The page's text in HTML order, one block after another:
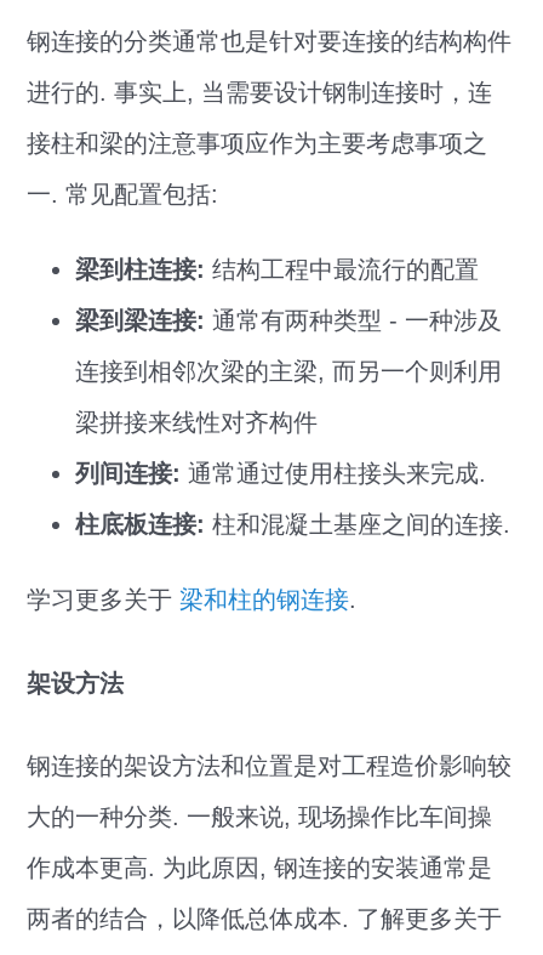
钢连接的分类通常也是针对要连接的结构构件
进行的. 事实上, 当需要设计钢制连接时，连
接柱和梁的注意事项应作为主要考虑事项之
一. 常见配置包括:
梁到柱连接: 结构工程中最流行的配置
梁到梁连接:通常有两种类型 - 一种涉及
连接到相邻次梁的主梁, 而另一个则利用
梁拼接来线性对齐构件
列间连接:通常通过使用柱接头来完成.
柱底板连接:柱和混凝土基座之间的连接.
学习更多关于梁和柱的钢连接.
架设方法
钢连接的架设方法和位置是对工程造价影响较
大的一种分类. 一般来说, 现场操作比车间操
作成本更高. 为此原因, 钢连接的安装通常是
两者的结合，以降低总体成本. 了解更多关于